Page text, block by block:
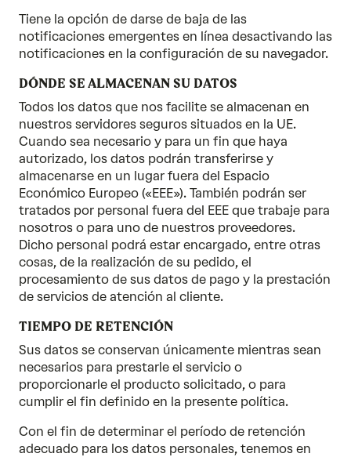
Tiene la opción de darse de baja de las
notificaciones emergentes en línea desactivando las
notificaciones en la configuración de su navegador.
DÓNDE SE ALMACENAN SU DATOS
Todos los datos que nos facilite se almacenan en
nuestros servidores seguros situados en la UE.
Cuando sea necesario y para un fin que haya
autorizado, los datos podrán transferirse y
almacenarse en un lugar fuera del Espacio
Económico Europeo («EEE»). También podrán ser
tratados por personal fuera del EEE que trabaje para
nosotros o para uno de nuestros proveedores.
Dicho personal podrá estar encargado, entre otras
cosas, de la realización de su pedido, el
procesamiento de sus datos de pago y la prestación
de servicios de atención al cliente.
TIEMPO DE RETENCIÓN
Sus datos se conservan únicamente mientras sean
necesarios para prestarle el servicio o
proporcionarle el producto solicitado, o para
cumplir el fin definido en la presente política.
Con el fin de determinar el período de retención
adecuado para los datos personales, tenemos en